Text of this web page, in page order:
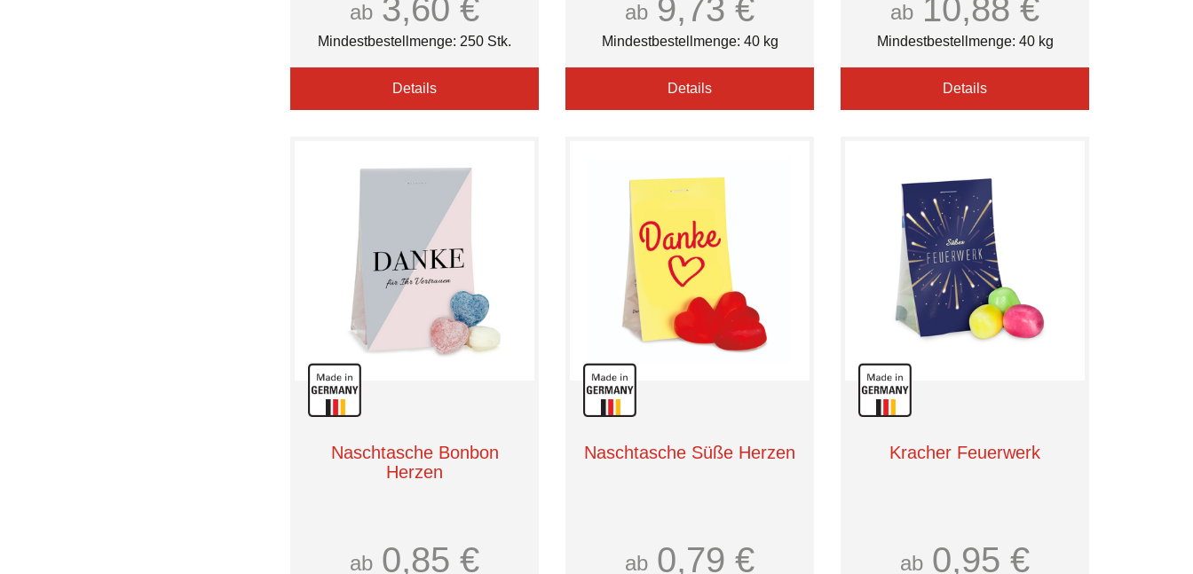
ab 3,60 €
Mindestbestellmenge: 250 Stk.
Details
ab 9,73 €
Mindestbestellmenge: 40 kg
Details
ab 10,88 €
Mindestbestellmenge: 40 kg
Details
Naschtasche Bonbon
Herzen
ab 0,85 €
Naschtasche Süße Herzen
ab 0,79 €
Kracher Feuerwerk
ab 0,95 €